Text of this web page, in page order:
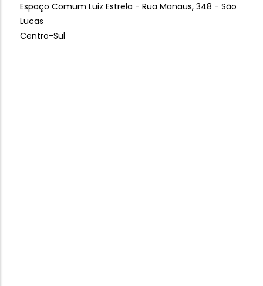
Espaço Comum Luiz Estrela - Rua Manaus, 348 - São
Lucas
Centro-Sul